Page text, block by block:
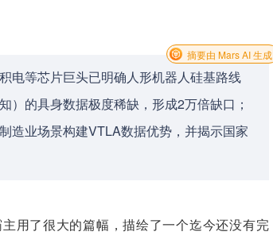
电等芯片巨头已明确人形机器人硅基路线
）的具身数据极度稀缺，形成2万倍缺口；
造业场景构建VTLA数据优势，并揭示国家
摘要由 Mars AI 生成
用了很大的篇幅，描绘了一个迄今还没有完